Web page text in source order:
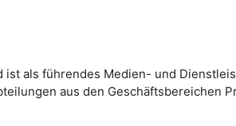
als führendes Medien- und
aus den Geschäftsbereichen